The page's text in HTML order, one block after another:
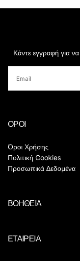
Κάντε εγγραφή για
ΟΡΟΙ
Όροι Χρήσης
Πολιτική Cookies
Προσωπικά Δεδομένα
ΒΟΗΘΕΙΑ
ΕΤΑΙΡΕΙΑ